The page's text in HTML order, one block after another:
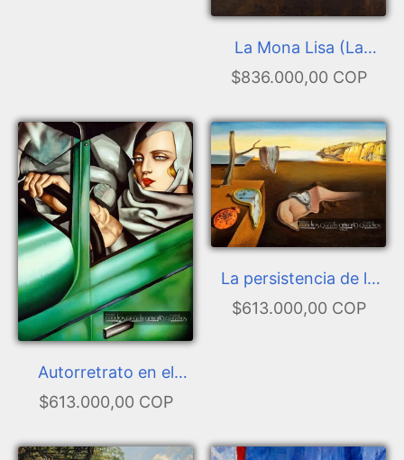
La Mona Lisa (La
Gioconda)
$836.000,00 COP
Autorretrato en el
Bugatti verde
$613.000,00 COP
La persistencia de la
memoria
$613.000,00 COP